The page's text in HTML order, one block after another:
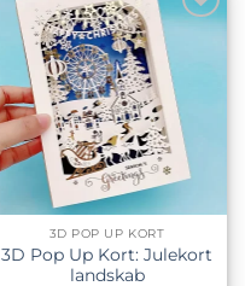
Tilføj til
ønskeliste
3D POP UP KORT
3D Pop Up Kort: Julekort
landskab